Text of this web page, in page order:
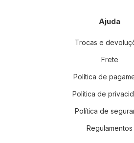
Ajuda
Trocas e
Frete
Política de
Política de
Política de
Regulamentos